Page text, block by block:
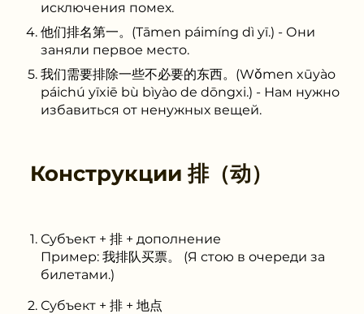
исключения помех.
他们排名第一。(Tāmen páimíng dì yī.) - Они
заняли первое место.
我们需要排除一些不必要的东西。(Wǒmen xūyào
páichú yīxiē bù bìyào de dōngxi.) - Нам нужно
избавиться от ненужных вещей.
Конструкции 排（动）
Субъект + 排 + дополнение
Пример: 我排队买票。 (Я стою в очереди за
билетами.)
Субъект + 排 + 地点